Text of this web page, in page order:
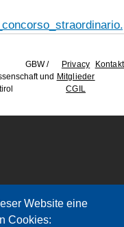
Website eine
Cookies:
/
und
Privacy
Mitglieder
CGIL
Kontakt